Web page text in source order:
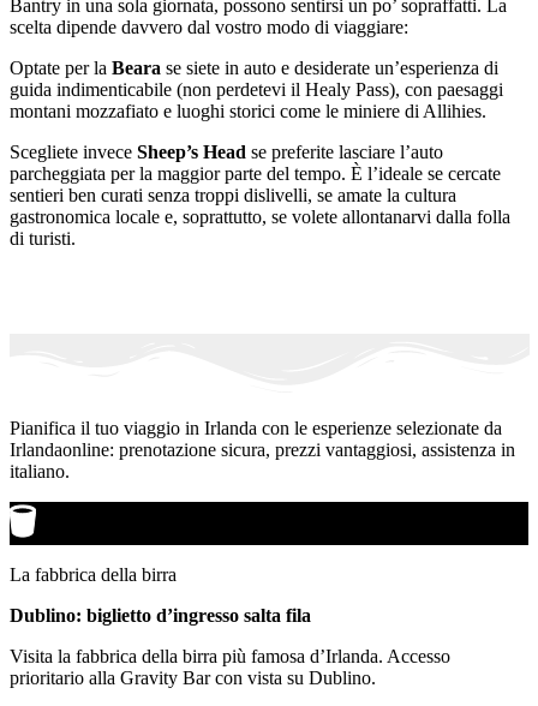
Bantry in una sola giornata, possono sentirsi un po’ sopraffatti. La
scelta dipende davvero dal vostro modo di viaggiare:
Optate per la Beara se siete in auto e desiderate un’esperienza di
guida indimenticabile (non perdetevi il Healy Pass), con paesaggi
montani mozzafiato e luoghi storici come le miniere di Allihies.
Scegliete invece Sheep’s Head se preferite lasciare l’auto
parcheggiata per la maggior parte del tempo. È l’ideale se cercate
sentieri ben curati senza troppi dislivelli, se amate la cultura
gastronomica locale e, soprattutto, se volete allontanarvi dalla folla
di turisti.
Pianifica il tuo viaggio in Irlanda con le esperienze selezionate da
Irlandaonline: prenotazione sicura, prezzi vantaggiosi, assistenza in
italiano.
La fabbrica della birra
Dublino: biglietto d’ingresso salta fila
Visita la fabbrica della birra più famosa d’Irlanda. Accesso
prioritario alla Gravity Bar con vista su Dublino.